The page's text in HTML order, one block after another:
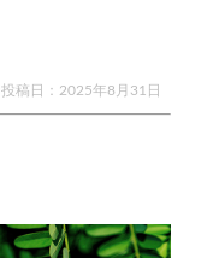
投稿日： 2025年8月31日